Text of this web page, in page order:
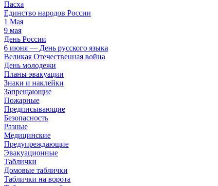
Пасха
Единство народов России
1 Мая
9 мая
День России
6 июня — День русского языка
Великая Отечественная война
День молодежи
Планы эвакуации
Знаки и наклейки
Запрещающие
Пожарные
Предписывающие
Безопасность
Разные
Медицинские
Предупреждающие
Эвакуационные
Таблички
Домовые таблички
Таблички на ворота